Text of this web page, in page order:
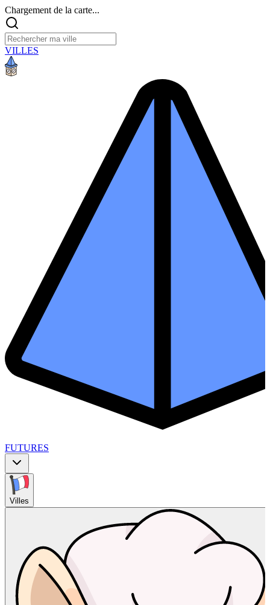
Chargement de la carte...
VILLES
FUTURES
Villes